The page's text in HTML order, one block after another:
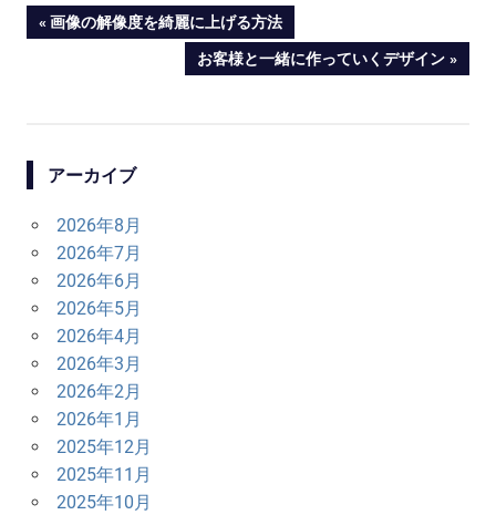
投
ゲ
ー
シ
ョ
ン
PREVIOUS
画像の解像度を綺麗に上げる方法
NEXT
お客様と一緒に作っていくデザイン
アーカイブ
2026年8月
2026年7月
2026年6月
2026年5月
2026年4月
2026年3月
2026年2月
2026年1月
2025年12月
2025年11月
2025年10月